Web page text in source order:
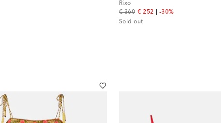
Rixo
€ 360
original price
€ 252
discount price
-30%
Sold out